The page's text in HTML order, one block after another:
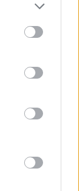
including but
may click to
tags to
Google
Ρεθύμνου
30/09/2026
λαμβάνετε